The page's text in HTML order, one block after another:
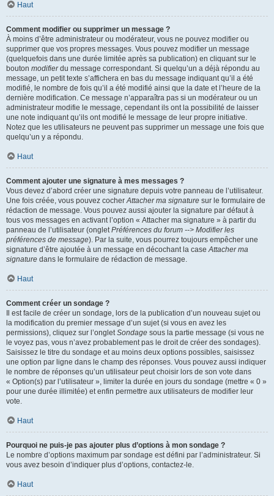
Haut
Comment modifier ou supprimer un message ?
À moins d’être administrateur ou modérateur, vous ne pouvez modifier ou
supprimer que vos propres messages. Vous pouvez modifier un message
(quelquefois dans une durée limitée après sa publication) en cliquant sur le
bouton modifierdu message correspondant. Si quelqu’un a déjà répondu au
message, un petit texte s’affichera en bas du message indiquant qu’il a été
modifié, le nombre de fois qu’il a été modifié ainsi que la date et l’heure de la
dernière modification. Ce message n’apparaîtra pas si un modérateur ou un
administrateur modifie le message, cependant ils ont la possibilité de laisser
une note indiquant qu’ils ont modifié le message de leur propre initiative.
Notez que les utilisateurs ne peuvent pas supprimer un message une fois que
quelqu’un y a répondu.
Haut
Comment ajouter une signature à mes messages ?
Vous devez d’abord créer une signature depuis votre panneau de l’utilisateur.
Une fois créée, vous pouvez cocherAttacher ma signature sur le formulaire de
rédaction de message. Vous pouvez aussi ajouter la signature par défaut à
tous vos messages en activant l’option « Attacher ma signature » à partir du
panneau de l’utilisateur (ongletPréférences du forum --> Modifier les
préférences de message). Par la suite, vous pourrez toujours empêcher une
signature d’être ajoutée à un message en décochant la caseAttacher ma
signature dans le formulaire de rédaction de message.
Haut
Comment créer un sondage ?
Il est facile de créer un sondage, lors de la publication d’un nouveau sujet ou
la modification du premier message d’un sujet (si vous en avez les
permissions), cliquez sur l’ongletSondage sous la partie message (si vous ne
le voyez pas, vous n’avez probablement pas le droit de créer des sondages).
Saisissez le titre du sondage et au moins deux options possibles, saisissez
une option par ligne dans le champ des réponses. Vous pouvez aussi indiquer
le nombre de réponses qu’un utilisateur peut choisir lors de son vote dans
« Option(s) par l’utilisateur », limiter la durée en jours du sondage (mettre « 0 »
pour une durée illimitée) et enfin permettre aux utilisateurs de modifier leur
vote.
Haut
Pourquoi ne puis-je pas ajouter plus d’options à mon sondage ?
Le nombre d’options maximum par sondage est défini par l’administrateur. Si
vous avez besoin d’indiquer plus d’options, contactez-le.
Haut